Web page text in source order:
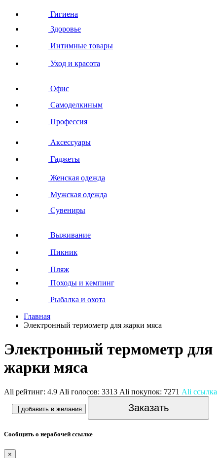
Гигиена
Здоровье
Интимные товары
Уход и красота
Офис
Самоделкиным
Профессия
Аксессуары
Гаджеты
Женская одежда
Мужская одежда
Сувениры
Выживание
Пикник
Пляж
Походы и кемпинг
Рыбалка и охота
Главная
Электронный термометр для жарки мяса
Электронный термометр для
жарки мяса
Ali рейтинг: 4.9 Ali голосов: 3313 Ali покупок: 7271 Ali ссылка
| добавить в желания Заказать
Сообщить о нерабочей ссылке
×